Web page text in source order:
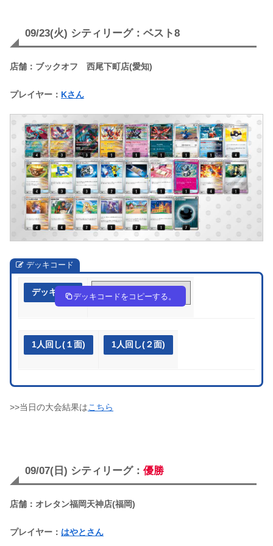
09/23(火) シティリーグ：ベスト8
店舗：ブックオフ 西尾下町店(愛知)
プレイヤー： Kさん
デッキコード
デッキ作成 fkFFw5-fyWQIA-ffvkFV
デッキコードをコピーする。
1人回し(１面) 1人回し(２面)
>>当日の大会結果はこちら
09/07(日) シティリーグ： 優勝
店舗：オレタン福岡天神店(福岡)
プレイヤー： はやとさん